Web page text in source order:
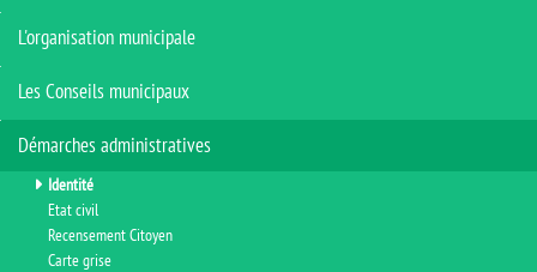
L'organisation municipale
Les Conseils municipaux
Démarches administratives
Identité
Etat civil
Recensement Citoyen
Carte grise